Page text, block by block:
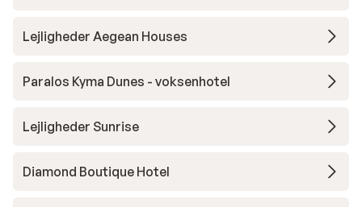
Lejligheder Aegean Houses
Paralos Kyma Dunes - voksenhotel
Lejligheder Sunrise
Diamond Boutique Hotel